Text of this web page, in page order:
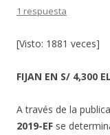
1 respuesta
[Visto: 1881 veces]
FIJAN EN S/ 4,300
A través de la
2019-EF se